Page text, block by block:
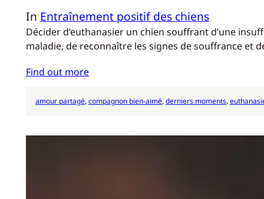
In Entraînement positif des chiens
Décider d’euthanasier un chien souffrant d’une
maladie, de reconnaître les signes de souffrance et
Find out more
amour partagé, compagnon bien-aimé, derniers moments,